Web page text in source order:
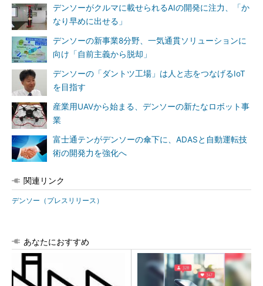
デンソーがクルマに載せられるAIの開発に注力、「か
なり早めに出せる」
デンソーの新事業8分野、一気通貫ソリューションに
向け「自前主義から脱却」
デンソーの「ダントツ工場」は人と志をつなげるIoT
を目指す
産業用UAVから始まる、デンソーの新たなロボット事
業
富士通テンがデンソーの傘下に、ADASと自動運転技
術の開発力を強化へ
関連リンク
デンソー（プレスリリース）
あなたにおすすめ